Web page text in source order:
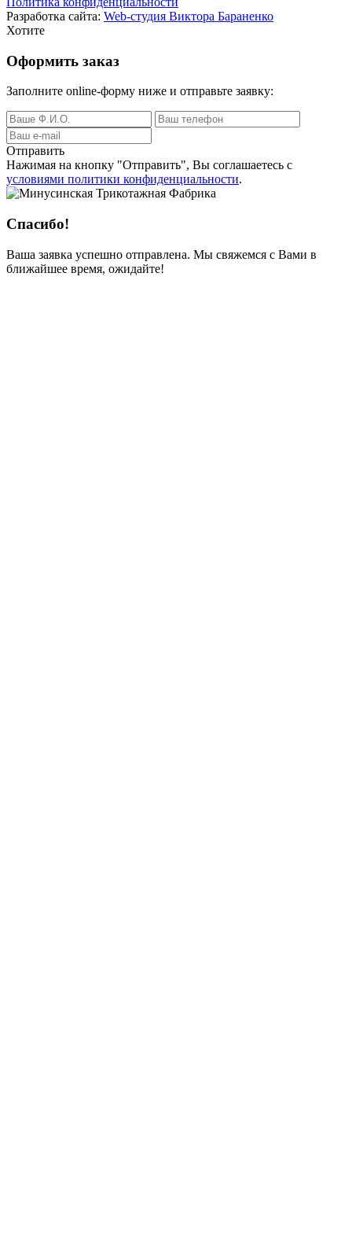
Разработка сайта: Web-студия Виктора Бараненко
Хотите
Оформить заказ
Заполните online-форму ниже и отправьте заявку:
Отправить
Нажимая на кнопку "Отправить", Вы соглашаетесь с
условиями политики конфиденциальности.
Спасибо!
Ваша заявка успешно отправлена. Мы свяжемся с Вами в
ближайшее время, ожидайте!